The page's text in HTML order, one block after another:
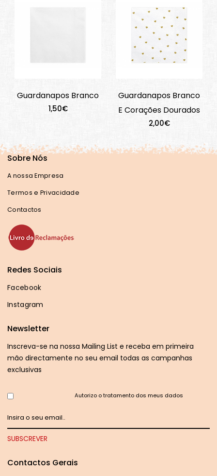
Guardanapos Branco
1,50€
Guardanapos Branco
E Corações Dourados
2,00€
Sobre Nós
A nossa Empresa
Termos e Privacidade
Contactos
Redes Sociais
Facebook
Instagram
Newsletter
Inscreva-se na nossa Mailing List e receba em primeira
mão directamente no seu email todas as campanhas
exclusivas
Autorizo o tratamento dos meus dados
Contactos Gerais